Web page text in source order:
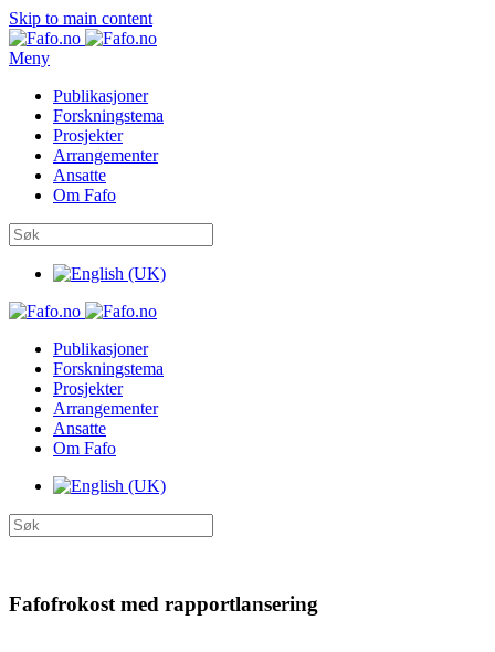
Skip to main content
Meny
Publikasjoner
Forskningstema
Prosjekter
Arrangementer
Ansatte
Om Fafo
Publikasjoner
Forskningstema
Prosjekter
Arrangementer
Ansatte
Om Fafo
Fafofrokost med rapportlansering